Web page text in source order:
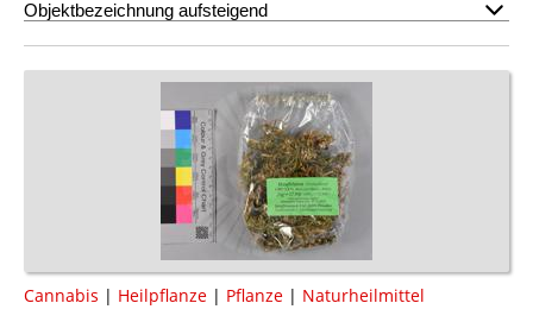
Cannabis | Heilpflanze | Pflanze | Naturheilmittel